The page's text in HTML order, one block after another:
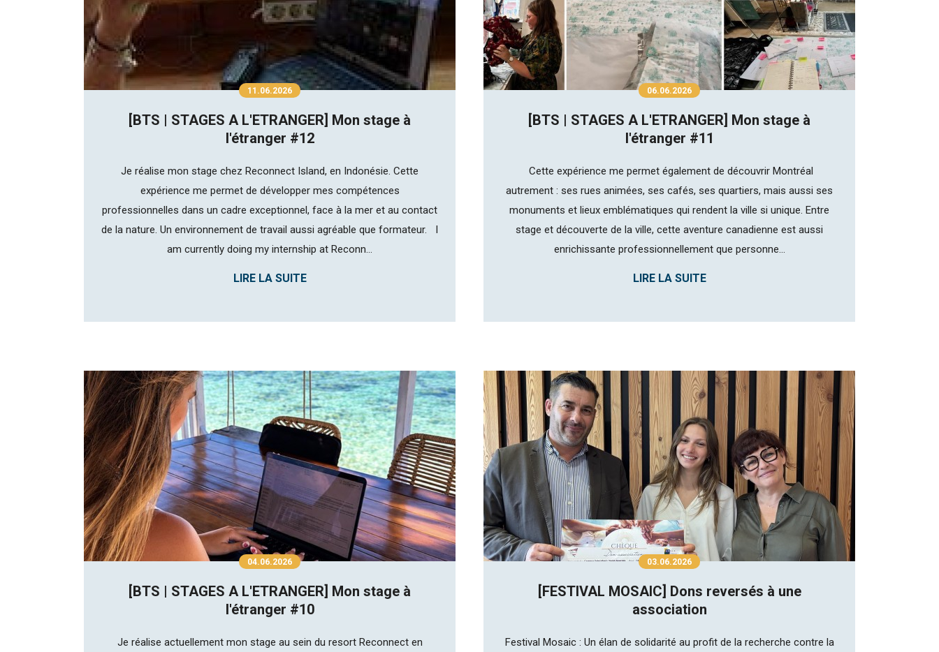
11.06.2026
[BTS | STAGES A L'ETRANGER] Mon stage à
l'étranger #12
Je réalise mon stage chez Reconnect Island, en Indonésie. Cette
expérience me permet de développer mes compétences
professionnelles dans un cadre exceptionnel, face à la mer et au contact
de la nature. Un environnement de travail aussi agréable que formateur. I
am currently doing my internship at Reconn...
LIRE LA SUITE
06.06.2026
[BTS | STAGES A L'ETRANGER] Mon stage à
l'étranger #11
Cette expérience me permet également de découvrir Montréal
autrement : ses rues animées, ses cafés, ses quartiers, mais aussi ses
monuments et lieux emblématiques qui rendent la ville si unique. Entre
stage et découverte de la ville, cette aventure canadienne est aussi
enrichissante professionnellement que personne...
LIRE LA SUITE
04.06.2026
[BTS | STAGES A L'ETRANGER] Mon stage à
l'étranger #10
Je réalise actuellement mon stage au sein du resort Reconnect en
03.06.2026
[FESTIVAL MOSAIC] Dons reversés à une
association
Festival Mosaic : Un élan de solidarité au profit de la recherche contre la